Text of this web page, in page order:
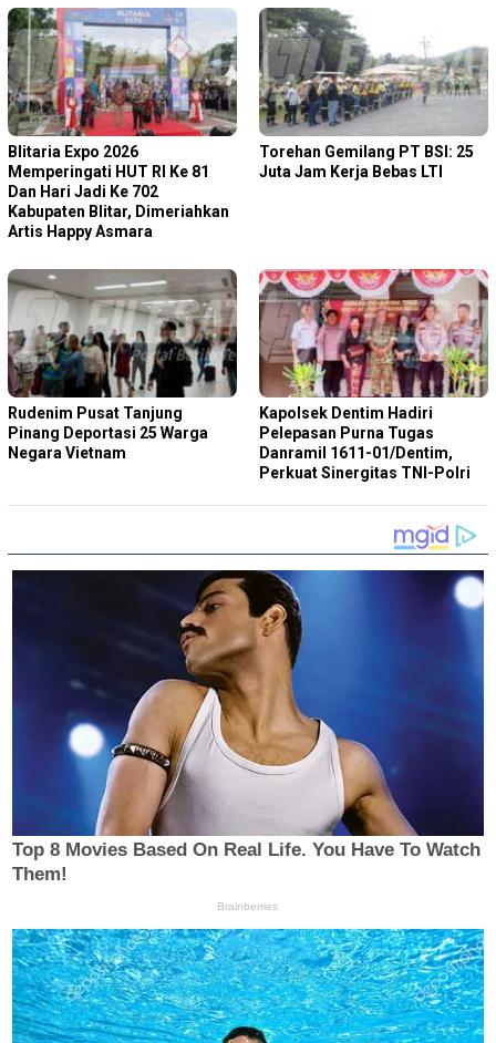
Blitaria Expo 2026
Memperingati HUT RI Ke 81
Dan Hari Jadi Ke 702
Kabupaten Blitar, Dimeriahkan
Artis Happy Asmara
Torehan Gemilang PT BSI: 25
Juta Jam Kerja Bebas LTI
Rudenim Pusat Tanjung
Pinang Deportasi 25 Warga
Negara Vietnam
Kapolsek Dentim Hadiri
Pelepasan Purna Tugas
Danramil 1611-01/Dentim,
Perkuat Sinergitas TNI-Polri